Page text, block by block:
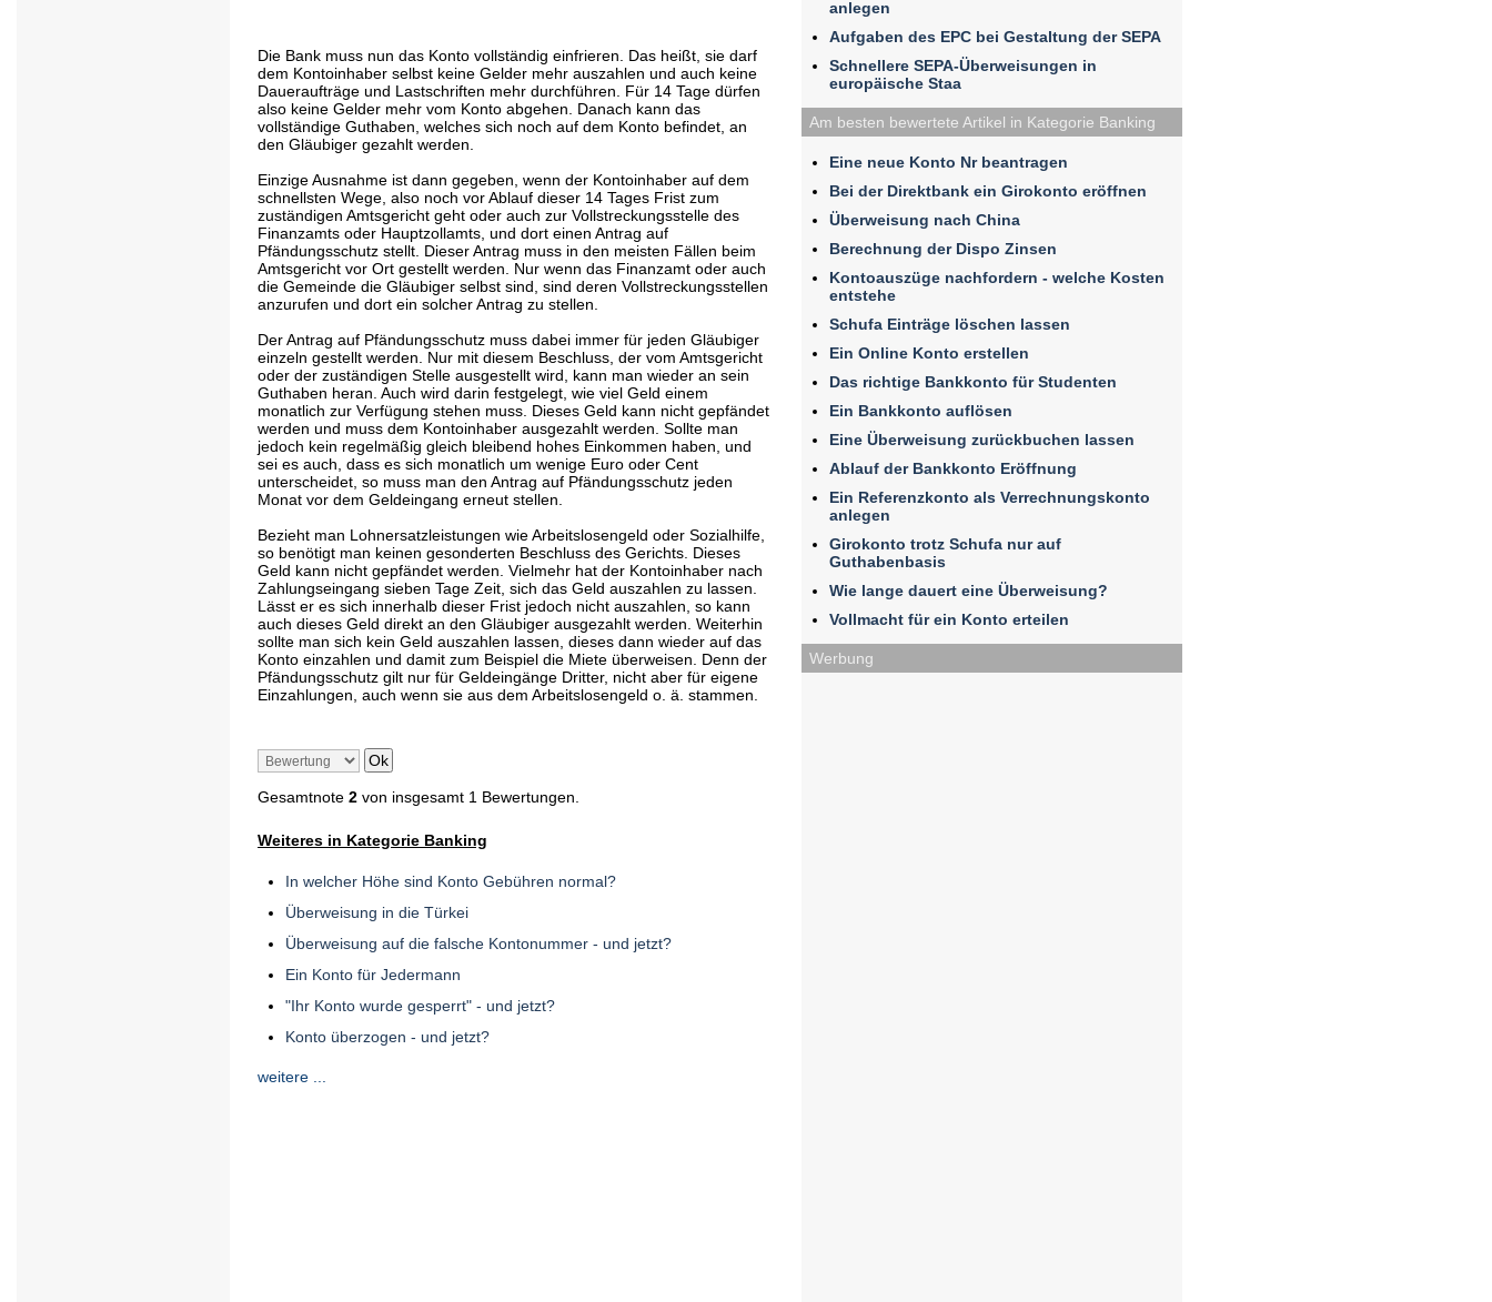
Die Bank muss nun das Konto vollständig einfrieren. Das heißt, sie darf
dem Kontoinhaber selbst keine Gelder mehr auszahlen und auch keine
Daueraufträge und Lastschriften mehr durchführen. Für 14 Tage dürfen
also keine Gelder mehr vom Konto abgehen. Danach kann das
vollständige Guthaben, welches sich noch auf dem Konto befindet, an
den Gläubiger gezahlt werden.
Einzige Ausnahme ist dann gegeben, wenn der Kontoinhaber auf dem
schnellsten Wege, also noch vor Ablauf dieser 14 Tages Frist zum
zuständigen Amtsgericht geht oder auch zur Vollstreckungsstelle des
Finanzamts oder Hauptzollamts, und dort einen Antrag auf
Pfändungsschutz stellt. Dieser Antrag muss in den meisten Fällen beim
Amtsgericht vor Ort gestellt werden. Nur wenn das Finanzamt oder auch
die Gemeinde die Gläubiger selbst sind, sind deren Vollstreckungsstellen
anzurufen und dort ein solcher Antrag zu stellen.
Der Antrag auf Pfändungsschutz muss dabei immer für jeden Gläubiger
einzeln gestellt werden. Nur mit diesem Beschluss, der vom Amtsgericht
oder der zuständigen Stelle ausgestellt wird, kann man wieder an sein
Guthaben heran. Auch wird darin festgelegt, wie viel Geld einem
monatlich zur Verfügung stehen muss. Dieses Geld kann nicht gepfändet
werden und muss dem Kontoinhaber ausgezahlt werden. Sollte man
jedoch kein regelmäßig gleich bleibend hohes Einkommen haben, und
sei es auch, dass es sich monatlich um wenige Euro oder Cent
unterscheidet, so muss man den Antrag auf Pfändungsschutz jeden
Monat vor dem Geldeingang erneut stellen.
Bezieht man Lohnersatzleistungen wie Arbeitslosengeld oder Sozialhilfe,
so benötigt man keinen gesonderten Beschluss des Gerichts. Dieses
Geld kann nicht gepfändet werden. Vielmehr hat der Kontoinhaber nach
Zahlungseingang sieben Tage Zeit, sich das Geld auszahlen zu lassen.
Lässt er es sich innerhalb dieser Frist jedoch nicht auszahlen, so kann
auch dieses Geld direkt an den Gläubiger ausgezahlt werden. Weiterhin
sollte man sich kein Geld auszahlen lassen, dieses dann wieder auf das
Konto einzahlen und damit zum Beispiel die Miete überweisen. Denn der
Pfändungsschutz gilt nur für Geldeingänge Dritter, nicht aber für eigene
Einzahlungen, auch wenn sie aus dem Arbeitslosengeld o. ä. stammen.
Gesamtnote 2 von insgesamt 1 Bewertungen.
Weiteres in Kategorie Banking
In welcher Höhe sind Konto Gebühren normal?
Überweisung in die Türkei
Überweisung auf die falsche Kontonummer - und jetzt?
Ein Konto für Jedermann
"Ihr Konto wurde gesperrt" - und jetzt?
Konto überzogen - und jetzt?
weitere ...
anlegen
Aufgaben des EPC bei Gestaltung der SEPA
Schnellere SEPA-Überweisungen in
europäische Staa
Am besten bewertete Artikel in Kategorie Banking
Eine neue Konto Nr beantragen
Bei der Direktbank ein Girokonto eröffnen
Überweisung nach China
Berechnung der Dispo Zinsen
Kontoauszüge nachfordern - welche Kosten
entstehe
Schufa Einträge löschen lassen
Ein Online Konto erstellen
Das richtige Bankkonto für Studenten
Ein Bankkonto auflösen
Eine Überweisung zurückbuchen lassen
Ablauf der Bankkonto Eröffnung
Ein Referenzkonto als Verrechnungskonto
anlegen
Girokonto trotz Schufa nur auf
Guthabenbasis
Wie lange dauert eine Überweisung?
Vollmacht für ein Konto erteilen
Werbung